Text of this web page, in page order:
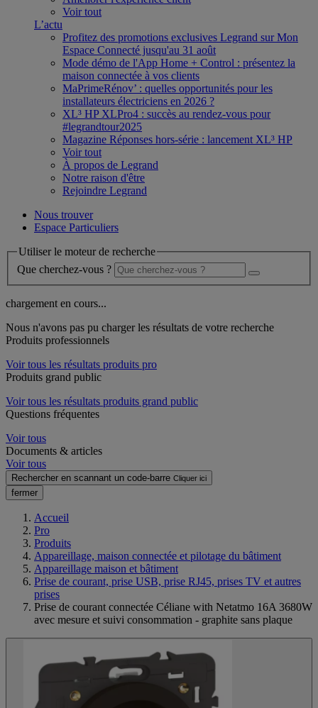
Voir tout
L’actu
Profitez des promotions exclusives Legrand sur Mon
Espace Connecté jusqu'au 31 août
Mode démo de l'App Home + Control : présentez la
maison connectée à vos clients
MaPrimeRénov’ : quelles opportunités pour les
installateurs électriciens en 2026 ?
XL³ HP XLPro4 : succès au rendez-vous pour
#legrandtour2025
Magazine Réponses hors-série : lancement XL³ HP
Voir tout
À propos de Legrand
Notre raison d'être
Rejoindre Legrand
Nous trouver
Espace Particuliers
Utiliser le moteur de recherche
Que cherchez-vous ?
chargement en cours...
Nous n'avons pas pu charger les résultats de votre recherche
Produits professionnels
Voir tous les résultats produits pro
Produits grand public
Voir tous les résultats produits grand public
Questions fréquentes
Voir tous
Documents & articles
Voir tous
Rechercher en scannant un code-barre Cliquer ici
fermer
Accueil
Pro
Produits
Appareillage, maison connectée et pilotage du bâtiment
Appareillage maison et bâtiment
Prise de courant, prise USB, prise RJ45, prises TV et autres
prises
Prise de courant connectée Céliane with Netatmo 16A 3680W
avec mesure et suivi consommation - graphite sans plaque